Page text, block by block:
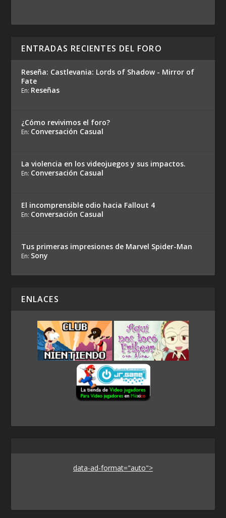
ENTRADAS RECIENTES DEL FORO
Reseña: Castlevania: Lords of Shadow - Mirror of
Fate
En: Reseñas
¿Cómo revivimos el foro?
En: Conversación Casual
La violencia en los videojuegos y sus impactos.
En: Conversación Casual
El incomprensible odio hacia Fallout 4
En: Conversación Casual
Tus primeras impresiones de Marvel Spider-Man
En: Sony
ENLACES
data-ad-format="auto">